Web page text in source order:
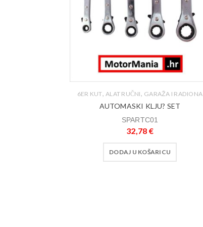
6ER KUT, ALAT RUČNI, GARAŽA I RADIONA
AUTOMASKI KLJU? SET
SPARTC01
32,78 €
DODAJ U KOŠARICU